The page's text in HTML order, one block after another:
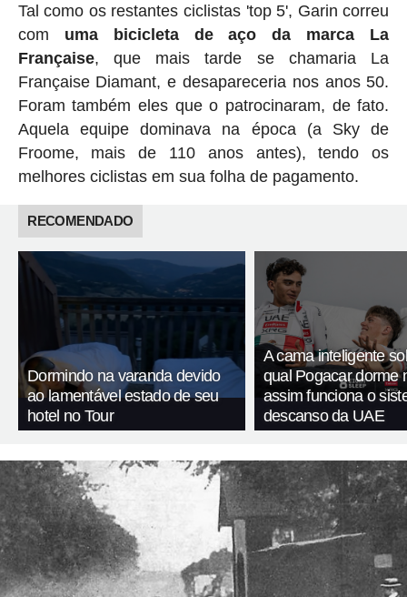
Tal como os restantes ciclistas 'top 5', Garin correu
com uma bicicleta de aço da marca La
Française, que mais tarde se chamaria La
Française Diamant, e desapareceria nos anos 50.
Foram também eles que o patrocinaram, de fato.
Aquela equipe dominava na época (a Sky de
Froome, mais de 110 anos antes), tendo os
melhores ciclistas em sua folha de pagamento.
RECOMENDADO
Dormindo na varanda devido
ao lamentável estado de seu
hotel no Tour
A cama inteligente
qual Pogacar dorme
assim funciona o
descanso da UAE